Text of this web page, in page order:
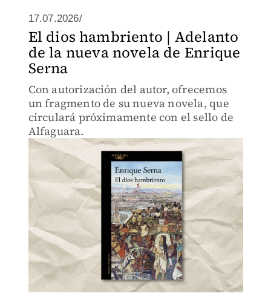
17.07.2026/
El dios hambriento | Adelanto
de la nueva novela de Enrique
Serna
Con autorización del autor, ofrecemos
un fragmento de su nueva novela, que
circulará próximamente con el sello de
Alfaguara.